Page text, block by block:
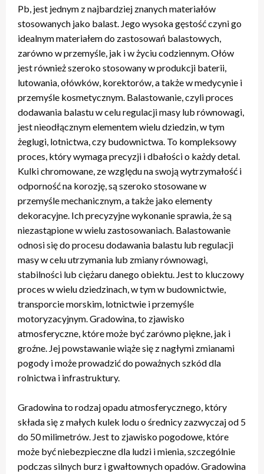
Pb, jest jednym z najbardziej znanych materiałów
stosowanych jako balast. Jego wysoka gęstość czyni go
idealnym materiałem do zastosowań balastowych,
zarówno w przemyśle, jak i w życiu codziennym. Ołów
jest również szeroko stosowany w produkcji baterii,
lutowania, ołówków, korektorów, a także w medycynie i
przemyśle kosmetycznym. Balastowanie, czyli proces
dodawania balastu w celu regulacji masy lub równowagi,
jest nieodłącznym elementem wielu dziedzin, w tym
żeglugi, lotnictwa, czy budownictwa. To kompleksowy
proces, który wymaga precyzji i dbałości o każdy detal.
Kulki chromowane, ze względu na swoją wytrzymałość i
odporność na korozję, są szeroko stosowane w
przemyśle mechanicznym, a także jako elementy
dekoracyjne. Ich precyzyjne wykonanie sprawia, że są
niezastąpione w wielu zastosowaniach. Balastowanie
odnosi się do procesu dodawania balastu lub regulacji
masy w celu utrzymania lub zmiany równowagi,
stabilności lub ciężaru danego obiektu. Jest to kluczowy
proces w wielu dziedzinach, w tym w budownictwie,
transporcie morskim, lotnictwie i przemyśle
motoryzacyjnym. Gradowina, to zjawisko
atmosferyczne, które może być zarówno piękne, jak i
groźne. Jej powstawanie wiąże się z nagłymi zmianami
pogody i może prowadzić do poważnych szkód dla
rolnictwa i infrastruktury.
Gradowina to rodzaj opadu atmosferycznego, który
składa się z małych kulek lodu o średnicy zazwyczaj od 5
do 50 milimetrów. Jest to zjawisko pogodowe, które
może być niebezpieczne dla ludzi i mienia, szczególnie
podczas silnych burz i gwałtownych opadów. Gradowina